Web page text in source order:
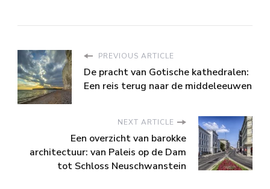
PREVIOUS ARTICLE
De pracht van Gotische kathedralen:
Een reis terug naar de middeleeuwen
NEXT ARTICLE
Een overzicht van barokke
architectuur: van Paleis op de Dam
tot Schloss Neuschwanstein